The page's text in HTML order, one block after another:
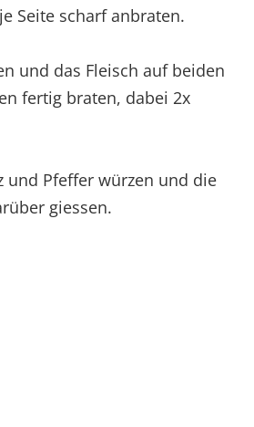
Seite scharf anbraten.
und das Fleisch auf beiden
fertig braten, dabei 2x
und Pfeffer würzen und die
giessen.